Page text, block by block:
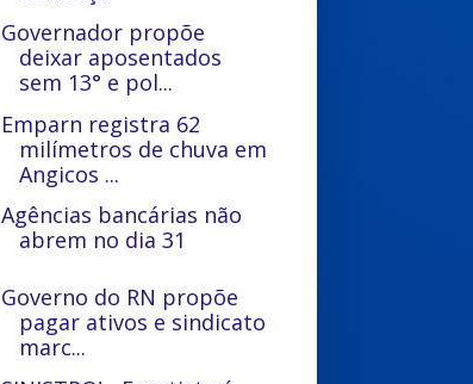
Governador propõe
deixar aposentados
sem 13° e pol...
Emparn registra 62
milímetros de chuva em
Angicos ...
Agências bancárias não
abrem no dia 31
Governo do RN propõe
pagar ativos e sindicato
marc...